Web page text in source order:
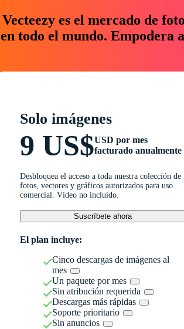
Vecteezy es el mercado de
en todo el mundo. Empodera
Solo imágenes
9 US$USD por mes
facturado anualmente
Desbloquea el acceso a toda nuestra colección de
fotos, vectores y gráficos autorizados para uso
comercial. Vídeo no incluido.
Suscríbete ahora
El plan incluye:
Cinco descargas de imágenes al
mes
Un paquete por mes
Sin atribución requerida
Descargas más rápidas
Soporte prioritario
Sin anuncios